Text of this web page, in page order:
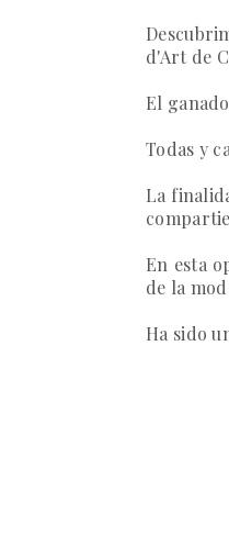
d'Art de
El
Todas y
La
En esta
de la
Ha sido